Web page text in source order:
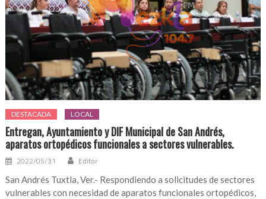
DESTACADA LOCAL
Entregan, Ayuntamiento y DIF Municipal de San Andrés,
aparatos ortopédicos funcionales a sectores vulnerables.
2022/05/31 Editor
San Andrés Tuxtla, Ver.- Respondiendo a solicitudes de sectores
vulnerables con necesidad de aparatos funcionales ortopédicos,